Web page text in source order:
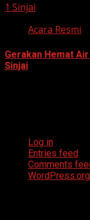
1 Sinjai
Acara Resmi
Gerakan Hemat
Sinjai
Log in
Entries feed
Comments
WordPress.org